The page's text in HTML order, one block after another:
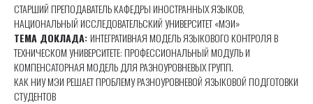
СТАРШИЙ ПРЕПОДАВАТЕЛЬ КАФЕДРЫ ИНОСТРАННЫХ ЯЗЫКОВ,
НАЦИОНАЛЬНЫЙ ИССЛЕДОВАТЕЛЬСКИЙ УНИВЕРСИТЕТ «МЭИ»
ТЕМА ДОКЛАДА:ИНТЕГРАТИВНАЯ МОДЕЛЬ ЯЗЫКОВОГО КОНТРОЛЯ В
ТЕХНИЧЕСКОМ УНИВЕРСИТЕТЕ: ПРОФЕССИОНАЛЬНЫЙ МОДУЛЬ И
КОМПЕНСАТОРНАЯ МОДЕЛЬ ДЛЯ РАЗНОУРОВНЕВЫХ ГРУПП.
КАК НИУ МЭИ РЕШАЕТ ПРОБЛЕМУ РАЗНОУРОВНЕВОЙ ЯЗЫКОВОЙ ПОДГОТОВКИ
СТУДЕНТОВ